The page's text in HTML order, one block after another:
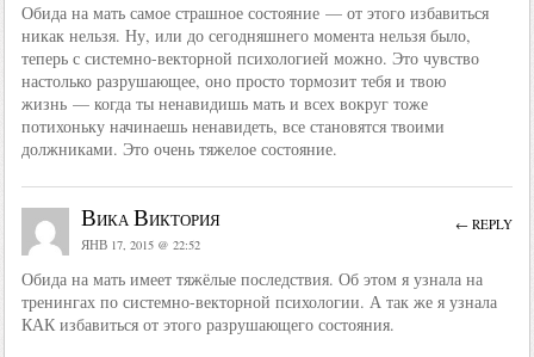
Обида на мать самое страшное состояние — от этого избавиться
никак нельзя. Ну, или до сегодняшнего момента нельзя было,
теперь с системно-векторной психологией можно. Это чувство
настолько разрушающее, оно просто тормозит тебя и твою
жизнь — когда ты ненавидишь мать и всех вокруг тоже
потихоньку начинаешь ненавидеть, все становятся твоими
должниками. Это очень тяжелое состояние.
Вика Виктория
ЯНВ 17, 2015 @ 22:52
Обида на мать имеет тяжёлые последствия. Об этом я узнала на
тренингах по системно-векторной психологии. А так же я узнала
КАК избавиться от этого разрушающего состояния.
← REPLY